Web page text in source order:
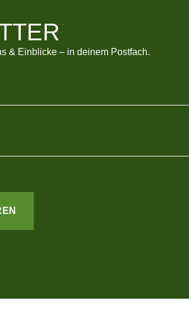
& Einblicke – in deinem Postfach.